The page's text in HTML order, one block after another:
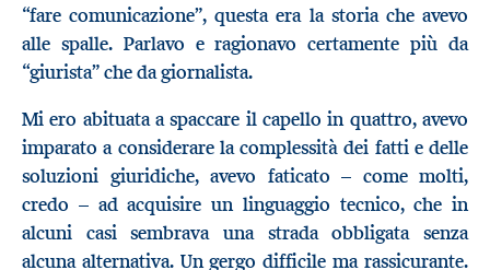
“fare comunicazione”, questa era la storia che avevo
alle spalle. Parlavo e ragionavo certamente più da
“giurista” che da giornalista.
Mi ero abituata a spaccare il capello in quattro, avevo
imparato a considerare la complessità dei fatti e delle
soluzioni giuridiche, avevo faticato – come molti,
credo –ad acquisire un linguaggio tecnico, che in
alcuni casi sembrava una strada obbligata senza
alcuna alternativa. Un gergo difficile ma rassicurante.